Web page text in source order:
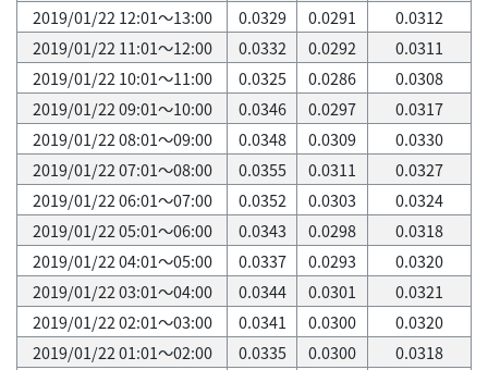
2019/01/22 12:01～13:00
0.0329 0.0291
0.0312
2019/01/22 11:01～12:00
0.0332 0.0292
0.0311
2019/01/22 10:01～11:00
0.0325 0.0286
0.0308
2019/01/22 09:01～10:00
0.0346 0.0297
0.0317
2019/01/22 08:01～09:00
0.0348 0.0309
0.0330
2019/01/22 07:01～08:00
0.0355 0.0311
0.0327
2019/01/22 06:01～07:00
0.0352 0.0303
0.0324
2019/01/22 05:01～06:00
0.0343 0.0298
0.0318
2019/01/22 04:01～05:00
0.0337 0.0293
0.0320
2019/01/22 03:01～04:00
0.0344 0.0301
0.0321
2019/01/22 02:01～03:00
0.0341 0.0300
0.0320
2019/01/22 01:01～02:00
0.0335 0.0300
0.0318